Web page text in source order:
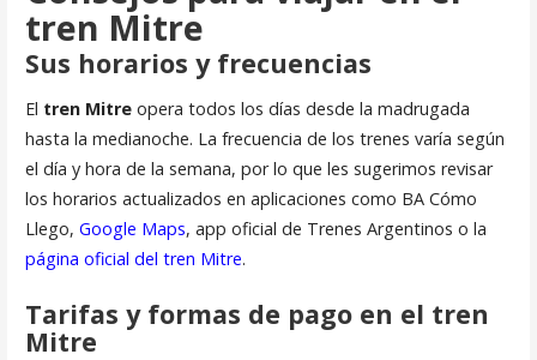
tren Mitre
Sus horarios y frecuencias
El tren Mitreopera todos los días desde la madrugada
hasta la medianoche. La frecuencia de los trenes varía según
el día y hora de la semana, por lo que les sugerimos revisar
los horarios actualizados en aplicaciones como BA Cómo
Llego, Google Maps, app oficial de Trenes Argentinos o la
página oficial del tren Mitre.
Tarifas y formas de pago en el tren
Mitre